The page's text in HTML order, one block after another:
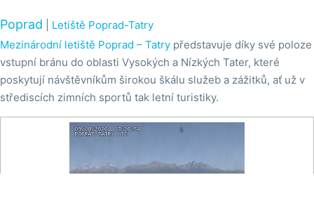
Poprad
Letiště Poprad-Tatry
Mezinárodní letiště Poprad – Tatry představuje díky své poloze
vstupní bránu do oblasti Vysokých a Nízkých Tater, které
poskytují návštěvníkům širokou škálu služeb a zážitků, ať už v
střediscích zimních sportů tak letní turistiky.